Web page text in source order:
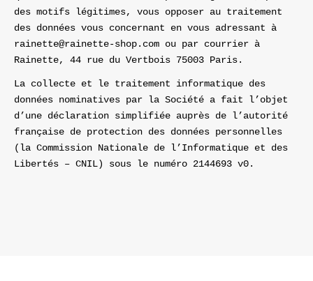
des motifs légitimes, vous opposer au traitement
des données vous concernant en vous adressant à
rainette@rainette-shop.com ou par courrier à
Rainette, 44 rue du Vertbois 75003 Paris.
La collecte et le traitement informatique des
données nominatives par la Société a fait l’objet
d’une déclaration simplifiée auprès de l’autorité
française de protection des données personnelles
(la Commission Nationale de l’Informatique et des
Libertés – CNIL) sous le numéro 2144693 v0.